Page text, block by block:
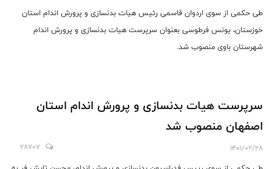
طی حکمی از سوی اردوان قاسمی رئیس هیات بدنسازی و پرورش اندام استان
خوزستان، یونس فرطوسی بعنوان سرپرست هیات بدنسازی و پرورش اندام
شهرستان باوی منصوب شد.
سرپرست هیات بدنسازی و پرورش اندام استان
اصفهان منصوب شد
1401/02/28
28707